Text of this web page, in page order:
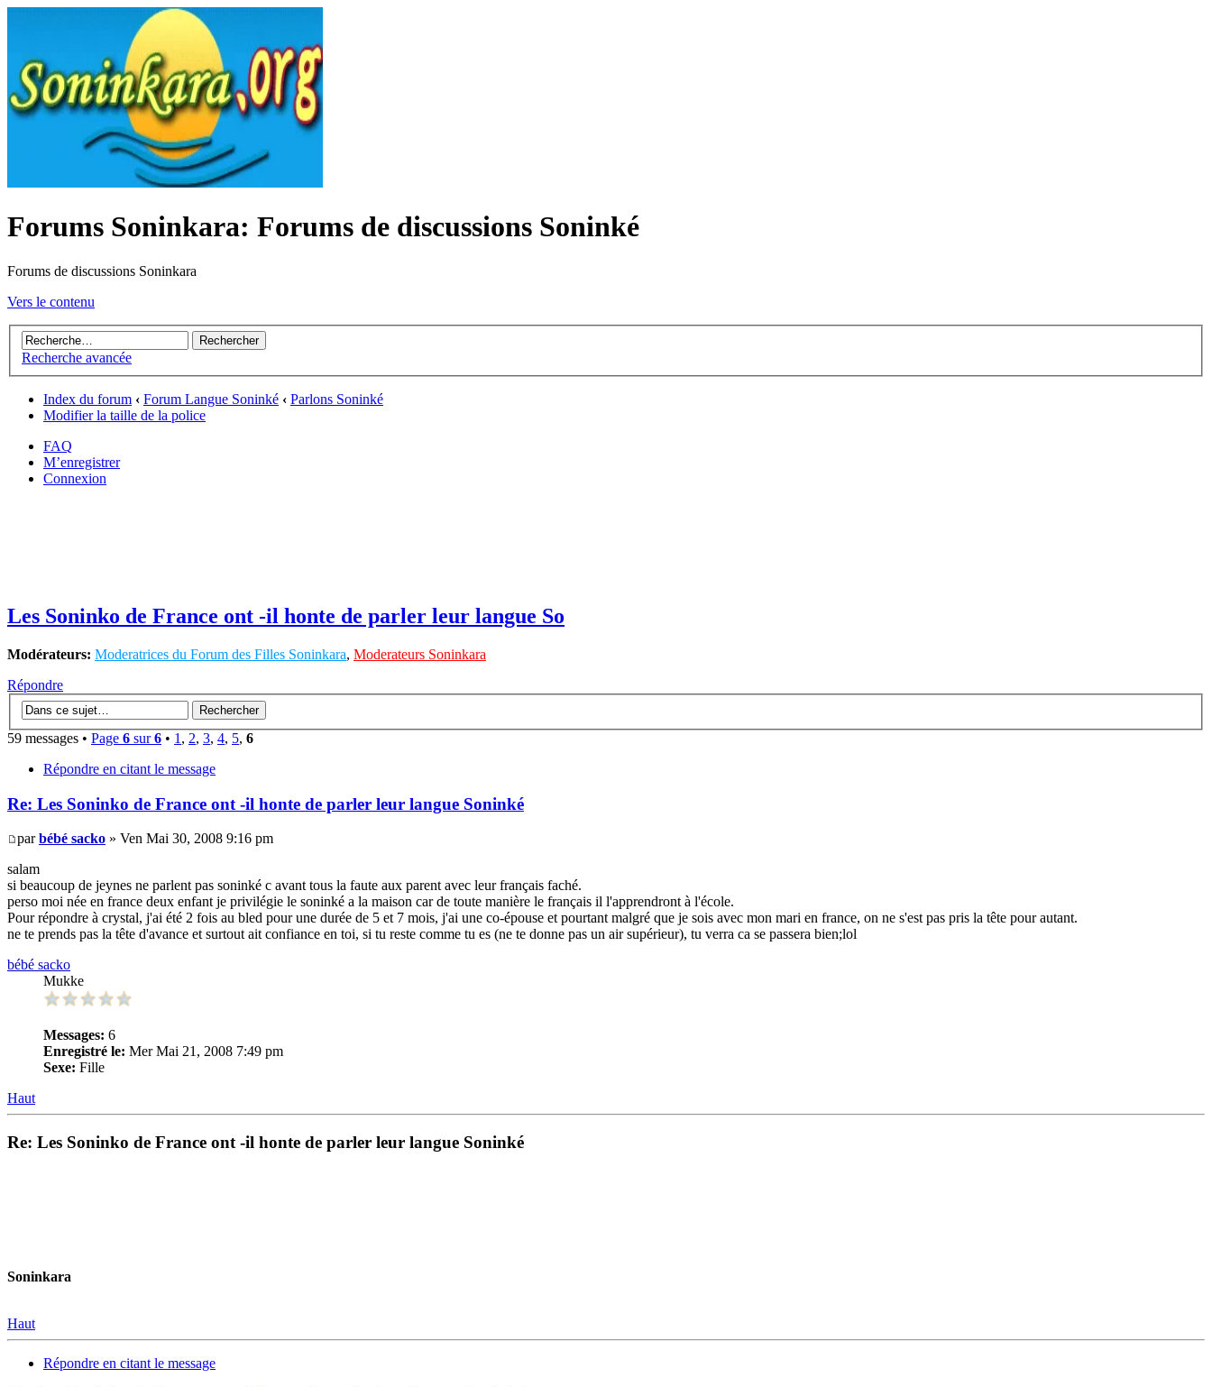
Forums Soninkara: Forums de discussions Soninké
Forums de discussions Soninkara
Vers le contenu
Recherche avancée
Index du forum ‹ Forum Langue Soninké ‹ Parlons Soninké
Modifier la taille de la police
FAQ
M’enregistrer
Connexion
Les Soninko de France ont -il honte de parler leur langue So
Modérateurs: Moderatrices du Forum des Filles Soninkara, Moderateurs Soninkara
Répondre
59 messages • Page 6 sur6 • 1 , 2, 3, 4, 5, 6
Répondre en citant le message
Re: Les Soninko de France ont -il honte de parler leur langue Soninké
parbébé sacko » Ven Mai 30, 2008 9:16 pm
salam
si beaucoup de jeynes ne parlent pas soninké c avant tous la faute aux parent avec leur français faché.
perso moi née en france deux enfant je privilégie le soninké a la maison car de toute manière le français il l'apprendront à l'école.
Pour répondre à crystal, j'ai été 2 fois au bled pour une durée de 5 et 7 mois, j'ai une co-épouse et pourtant malgré que je sois avec mon mari en france, on ne s'est pas pris la tête pour autant.
ne te prends pas la tête d'avance et surtout ait confiance en toi, si tu reste comme tu es (ne te donne pas un air supérieur), tu verra ca se passera bien;lol
bébé sacko
Mukke
Messages: 6
Enregistré le: Mer Mai 21, 2008 7:49 pm
Sexe: Fille
Haut
Re: Les Soninko de France ont -il honte de parler leur langue Soninké
Soninkara
Haut
Répondre en citant le message